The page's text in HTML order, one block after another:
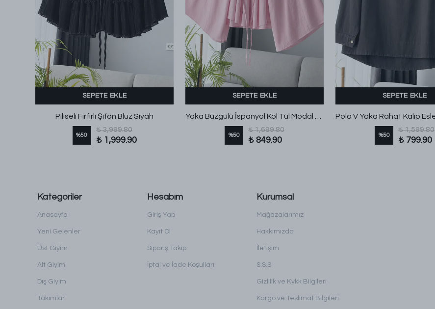
SEPETE EKLE
Piliseli Fırfırlı Şifon Bluz Siyah
%50
₺ 3,999.80
₺ 1,999.90
SEPETE EKLE
Yaka Büzgülü İspanyol Kol Tül Modal Bluz Pembe
%50
₺ 1,699.80
₺ 849.90
SEPETE EKLE
%50
₺ 1,599.80
₺ 799.90
Kategoriler
Anasayfa
Yeni Gelenler
Üst Giyim
Alt Giyim
Dış Giyim
Takımlar
Hesabım
Giriş Yap
Kayıt Ol
Sipariş Takip
İptal ve İade Koşulları
Kurumsal
Mağazalarımız
Hakkımızda
İletişim
S.S.S
Gizlilik ve Kvkk Bilgileri
Kargo ve Teslimat Bilgileri